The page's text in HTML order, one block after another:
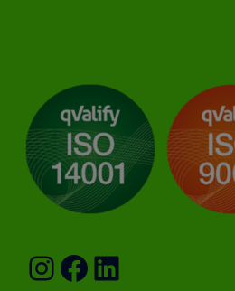
Instagram
Facebook
LinkedIn